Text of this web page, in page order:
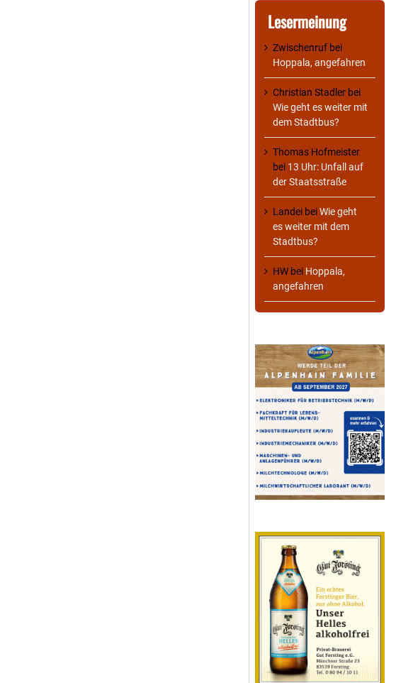
Lesermeinung
Zwischenruf bei
Hoppala, angefahren
Christian Stadler bei
Wie geht es weiter mit
dem Stadtbus?
Thomas Hofmeister
bei 13 Uhr: Unfall auf
der Staatsstraße
Landei beiWie geht
es weiter mit dem
Stadtbus?
HW bei Hoppala,
angefahren